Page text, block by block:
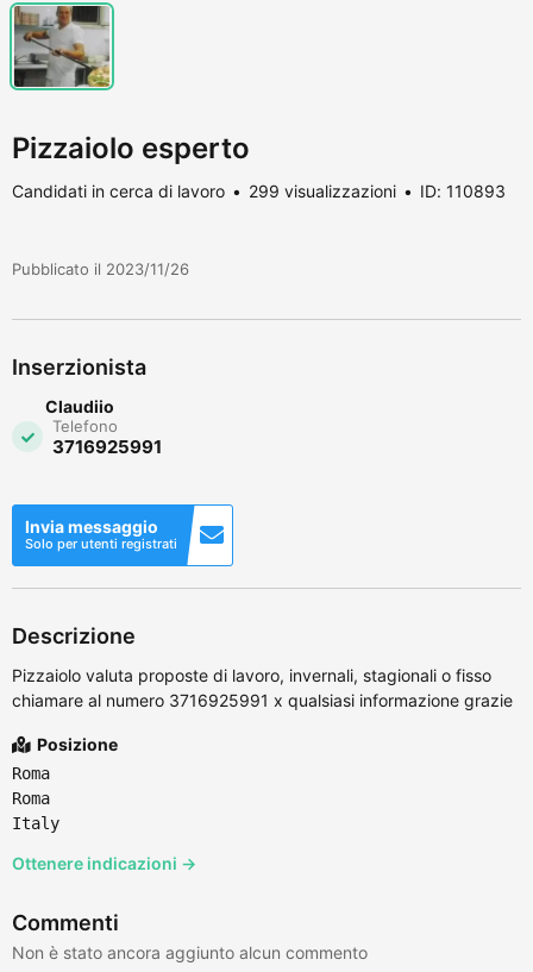
Pizzaiolo esperto
Candidati in cerca di lavoro 299 visualizzazioni ID: 110893
Pubblicato il 2023/11/26
Inserzionista
Claudiio
Telefono
3716925991
Invia messaggio
Solo per utenti registrati
Descrizione
Pizzaiolo valuta proposte di lavoro, invernali, stagionali o fisso
chiamare al numero 3716925991 x qualsiasi informazione grazie
Posizione
Roma
Roma
Italy
Ottenere indicazioni →
Commenti
Non è stato ancora aggiunto alcun commento